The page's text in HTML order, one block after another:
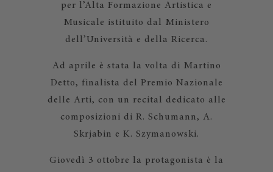
per l’Alta Formazione Artistica e
Musicale istituito dal Ministero
dell’Università e della Ricerca.
Ad aprile è stata la volta di Martino
Detto, finalista del Premio Nazionale
delle Arti, con un recital dedicato alle
composizioni di R. Schumann, A.
Skrjabin e K. Szymanowski.
Giovedì 3 ottobre la protagonista è la